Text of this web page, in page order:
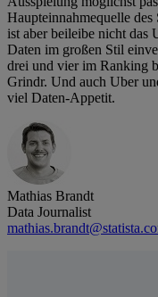
Haupteinnahmequelle
ist aber beileibe nicht das
Daten im großen Stil
drei und vier im Ranking
Grindr. Und auch Uber
viel Daten-Appetit.
Mathias Brandt
Data Journalist